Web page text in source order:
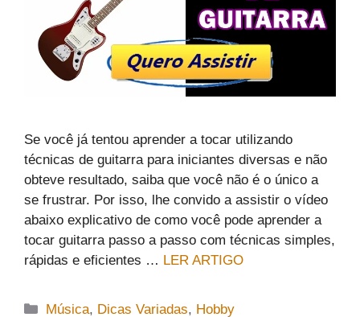
Se você já tentou aprender a tocar utilizando
técnicas de guitarra para iniciantes diversas e não
obteve resultado, saiba que você não é o único a
se frustrar. Por isso, lhe convido a assistir o vídeo
abaixo explicativo de como você pode aprender a
tocar guitarra passo a passo com técnicas simples,
rápidas e eficientes … LER ARTIGO
Categorias
Música, Dicas Variadas, Hobby